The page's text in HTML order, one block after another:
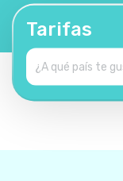
Tarifas